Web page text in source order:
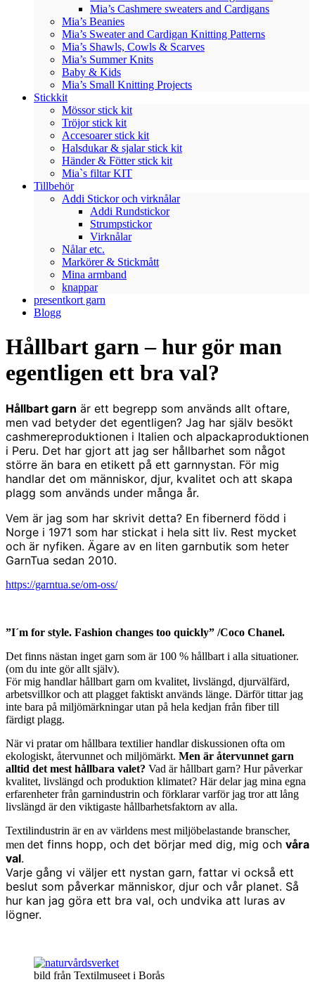
Mia’s Cashmere sweaters and Cardigans
Mia’s Beanies
Mia’s Sweater and Cardigan Knitting Patterns
Mia’s Shawls, Cowls & Scarves
Mia’s Summer Knits
Baby & Kids
Mia’s Small Knitting Projects
Stickkit
Mössor stick kit
Tröjor stick kit
Accesoarer stick kit
Halsdukar & sjalar stick kit
Händer & Fötter stick kit
Mia`s filtar KIT
Tillbehör
Addi Stickor och virknålar
Addi Rundstickor
Strumpstickor
Virknålar
Nålar etc.
Markörer & Stickmått
Mina armband
knappar
presentkort garn
Blogg
Hållbart garn – hur gör man
egentligen ett bra val?
Hållbart garn är ett begrepp som används allt oftare,
men vad betyder det egentligen? Jag har själv besökt
cashmereproduktionen i Italien och alpackaproduktionen
i Peru. Det har gjort att jag ser hållbarhet som något
större än bara en etikett på ett garnnystan. För mig
handlar det om människor, djur, kvalitet och att skapa
plagg som används under många år.
Vem är jag som har skrivit detta? En fibernerd född i
Norge i 1971 som har stickat i hela sitt liv. Rest mycket
och är nyfiken. Ägare av en liten garnbutik som heter
GarnTua sedan 2010.
https://garntua.se/om-oss/
”I´m for style. Fashion changes too quickly” /Coco Chanel.
Det finns nästan inget garn som är 100 % hållbart i alla situationer.
(om du inte gör allt själv).
För mig handlar hållbart garn om kvalitet, livslängd, djurvälfärd,
arbetsvillkor och att plagget faktiskt används länge. Därför tittar jag
inte bara på miljömärkningar utan på hela kedjan från fiber till
färdigt plagg.
När vi pratar om hållbara textilier handlar diskussionen ofta om
ekologiskt, återvunnet och miljömärkt. Men är återvunnet garn
alltid det mest hållbara valet? Vad är hållbart garn? Hur påverkar
kvalitet, livslängd och produktion klimatet? Här delar jag mina egna
erfarenheter från garnindustrin och förklarar varför jag tror att lång
livslängd är den viktigaste hållbarhetsfaktorn av alla.
Textilindustrin är en av världens mest miljöbelastande branscher,
men det finns hopp, och det börjar med dig, mig och våra
val.
Varje gång vi väljer ett nystan garn, fattar vi också ett
beslut som påverkar människor, djur och vår planet. Så
hur kan jag göra ett bra val, och undvika att luras av
lögner.
bild från Textilmuseet i Borås